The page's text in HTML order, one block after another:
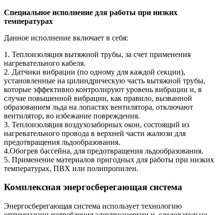
Специальное исполнение для работы при низких
температурах
Данное исполнение включает в себя:
1. Теплоизоляция вытяжной трубы, за счет применения
нагревательного кабеля.
2. Датчики вибрации (по одному для каждой секции),
установленные на цилиндрическую часть вытяжной трубы,
которые эффективно контролируют уровень вибрации и, в
случае повышенной вибрации, как правило, вызванной
образованием льда на лопастях вентилятора, отключают
вентилятор, во избежание повреждения.
3. Теплоизоляция воздухозаборных окон, состоящий из
нагревательного провода в верхней части жалюзи для
предотвращения льдообразования.
4.Обогрев бассейна, для предотвращения льдообразования.
5. Применение материалов пригодных для работы при низких
температурах, ПВХ или полипропилен.
Комплексная энергосберегающая система
Энергосберегающая система использует технологию